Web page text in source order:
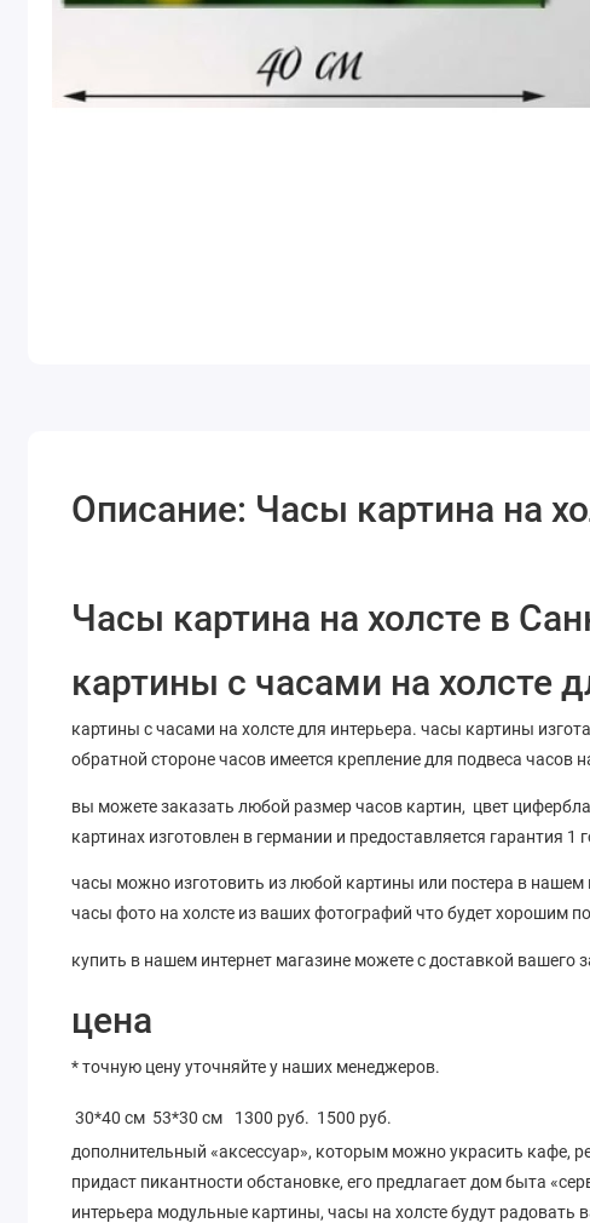
Описание: Часы картина на
Часы картина на холсте в
картины с часами на холсте
картины с часами на холсте для интерьера. часы картины
обратной стороне часов имеется крепление для подвеса часов
вы можете заказать любой размер часов картин, цвет
картинах изготовлен в германии и предоставляется гарантия 1
часы можно изготовить из любой картины или постера в
часы фото на холсте из ваших фотографий что будет хорошим
купить в нашем интернет магазине можете с доставкой вашего
цена
* точную цену уточняйте у наших менеджеров.
30*40 см 53*30 см
1300 руб. 1500 руб.
дополнительный «аксессуар», которым можно украсить кафе,
придаст пикантности обстановке, его предлагает дом быта
интерьера модульные картины, часы на холсте будут радовать